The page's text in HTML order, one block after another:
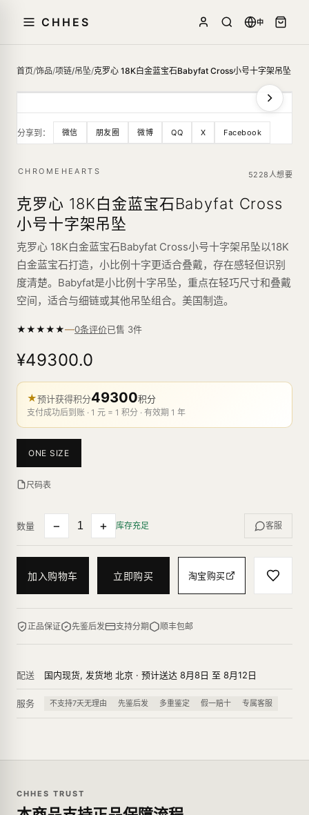
CHHES 中
首页/饰品/项链/吊坠/克罗心 18K白金蓝宝石Babyfat Cross小号十字架吊坠
分享到： 微信 朋友圈 微博 QQ X Facebook
CHROMEHEARTS 5228人想要
克罗心 18K白金蓝宝石Babyfat Cross
小号十字架吊坠
克罗心 18K白金蓝宝石Babyfat Cross小号十字架吊坠以18K
白金蓝宝石打造，小比例十字更适合叠戴，存在感轻但识别
度清楚。Babyfat是小比例十字吊坠，重点在轻巧尺寸和叠戴
空间，适合与细链或其他吊坠组合。美国制造。
★★★★★—0条评价已售 3件
¥49300.0
★预计获得积分49300积分
支付成功后到账 · 1 元 = 1 积分 · 有效期 1 年
ONE SIZE
尺码表
数量 − + 库存充足 客服
加入购物车 立即购买 淘宝购买
正品保证 先鉴后发 支持分期 顺丰包邮
配送 国内现货, 发货地 北京 · 预计送达 8月8日 至 8月12日
服务 不支持7天无理由 先鉴后发 多重鉴定 假一赔十 专属客服
CHHES TRUST